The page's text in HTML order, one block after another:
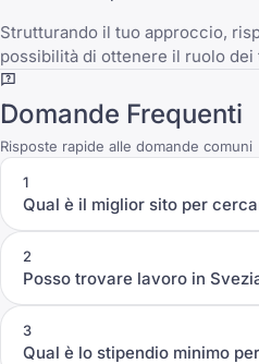
Strutturando il tuo approccio,
possibilità di ottenere il ruolo dei
Domande Frequenti
Risposte rapide alle domande comuni
1
Qual è il miglior sito per
2
Posso trovare lavoro in
3
Qual è lo stipendio minimo